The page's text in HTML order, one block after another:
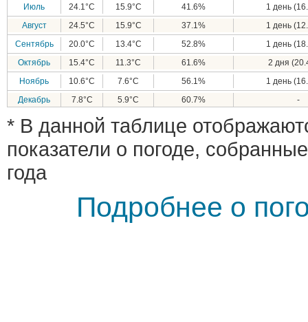
Июль
24.1°C 15.9°C 41.6%
1 день
Август
24.5°C 15.9°C 37.1%
1 день
Сентябрь
20.0°C 13.4°C 52.8%
1 день
Октябрь
15.4°C 11.3°C 61.6%
2 дня
Ноябрь
10.6°C 7.6°C 56.1%
1 день
Декабрь
7.8°C 5.9°C 60.7% -
* В данной таблице
показатели о погоде,
года
Подробнее о